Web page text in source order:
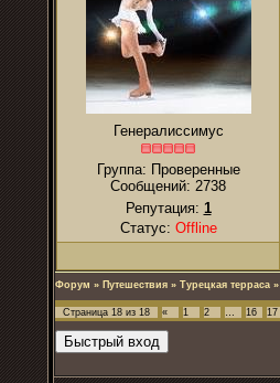
Генералиссимус
Группа: Проверенные
Сообщений: 2738
Репутация: 1
Статус: Offline
Форум » Путешествия » Турецкая терраса »
Страница 18 из 18 « 1 2 … 16 17